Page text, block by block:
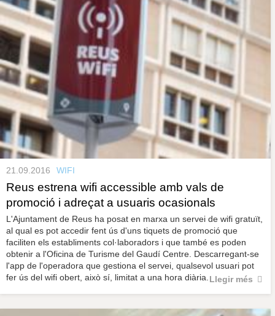
21.09.2016 WIFI
Reus estrena wifi accessible amb vals de
promoció i adreçat a usuaris ocasionals
L'Ajuntament de Reus ha posat en marxa un servei de wifi gratuït,
al qual es pot accedir fent ús d'uns tiquets de promoció que
faciliten els establiments col·laboradors i que també es poden
obtenir a l'Oficina de Turisme del Gaudí Centre. Descarregant-se
l'app de l'operadora que gestiona el servei, qualsevol usuari pot
fer ús del wifi obert, això sí, limitat a una hora diària.Llegir més